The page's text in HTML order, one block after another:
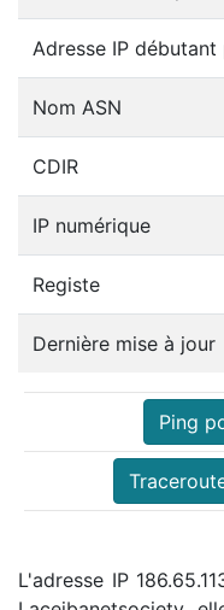
Adresse IP débutant
Nom ASN
CDIR
IP numérique
Registe
Dernière mise à jour
Ping
L'adresse IP